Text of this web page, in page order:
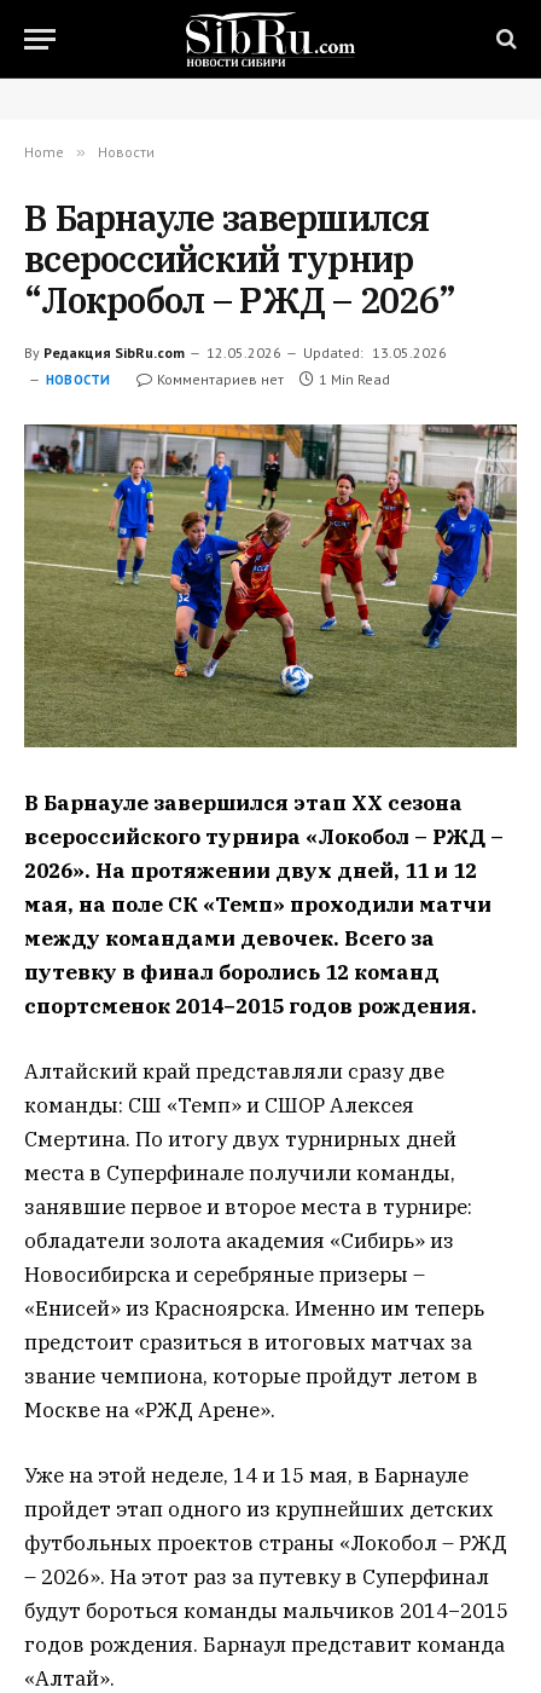
Home » Новости
В Барнауле завершился
всероссийский турнир
“Локробол – РЖД – 2026”
By Редакция SibRu.com 12.05.2026 Updated: 13.05.2026
НОВОСТИ Комментариев нет 1 Min Read
В Барнауле завершился этап XX сезона
всероссийского турнира «Локобол – РЖД –
2026». На протяжении двух дней, 11 и 12
мая, на поле СК «Темп» проходили матчи
между командами девочек. Всего за
путевку в финал боролись 12 команд
спортсменок 2014−2015 годов рождения.
Алтайский край представляли сразу две
команды: СШ «Темп» и СШОР Алексея
Смертина. По итогу двух турнирных дней
места в Суперфинале получили команды,
занявшие первое и второе места в турнире:
обладатели золота академия «Сибирь» из
Новосибирска и серебряные призеры –
«Енисей» из Красноярска. Именно им теперь
предстоит сразиться в итоговых матчах за
звание чемпиона, которые пройдут летом в
Москве на «РЖД Арене».
Уже на этой неделе, 14 и 15 мая, в Барнауле
пройдет этап одного из крупнейших детских
футбольных проектов страны «Локобол – РЖД
– 2026». На этот раз за путевку в Суперфинал
будут бороться команды мальчиков 2014−2015
годов рождения. Барнаул представит команда
«Алтай».